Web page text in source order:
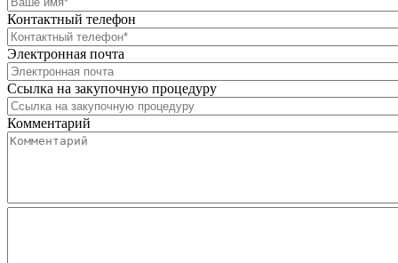
Контактный телефон
Электронная почта
Ссылка на закупочную процедуру
Комментарий